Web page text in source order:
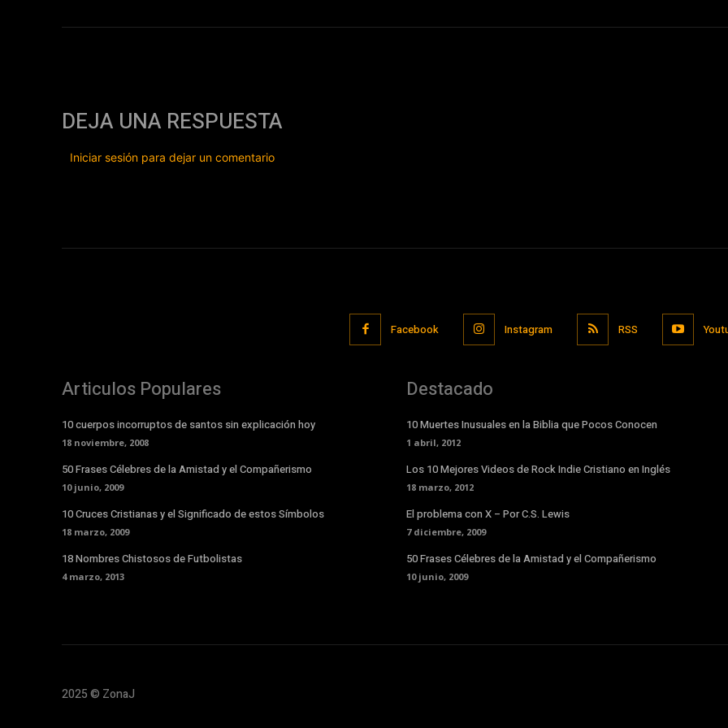
DEJA UNA RESPUESTA
Iniciar sesión para dejar un comentario
Facebook Instagram RSS
Articulos Populares
10 cuerpos incorruptos de santos sin explicación hoy
18 noviembre, 2008
50 Frases Célebres de la Amistad y el Compañerismo
10 junio, 2009
10 Cruces Cristianas y el Significado de estos Símbolos
18 marzo, 2009
18 Nombres Chistosos de Futbolistas
4 marzo, 2013
Destacado
10 Muertes Inusuales en la Biblia que Pocos Conocen
1 abril, 2012
Los 10 Mejores Videos de Rock Indie Cristiano en Inglés
18 marzo, 2012
El problema con X – Por C.S. Lewis
7 diciembre, 2009
50 Frases Célebres de la Amistad y el Compañerismo
10 junio, 2009
2025 © ZonaJ